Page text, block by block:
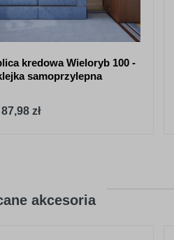
kredowa Wieloryb 100 -
samoprzylepna
zł
akcesoria